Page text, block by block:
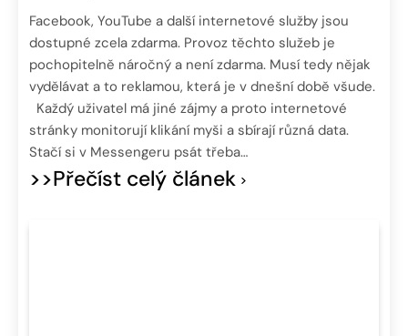
Facebook, YouTube a další internetové služby jsou
dostupné zcela zdarma. Provoz těchto služeb je
pochopitelně náročný a není zdarma. Musí tedy nějak
vydělávat a to reklamou, která je v dnešní době všude.
Každý uživatel má jiné zájmy a proto internetové
stránky monitorují klikání myši a sbírají různá data.
Stačí si v Messengeru psát třeba…
>>Přečíst celý článek